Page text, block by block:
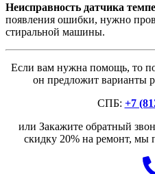
Неисправность датчика
появления ошибки, нужно
стиральной машины.
Если вам нужна помощь, то
он предложит варианты
СПБ: +7
или Закажите обратный
скидку 20% на ремонт, мы